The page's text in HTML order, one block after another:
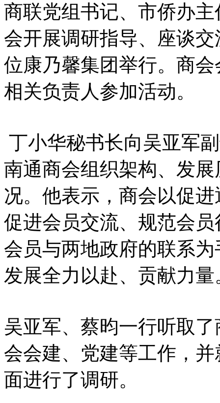
商联党组书记、市侨办
会开展调研指导、座谈
位康乃馨集团举行。商
相关负责人参加活动。
丁小华秘书长向吴亚军
南通商会组织架构、发
况。他表示，商会以促
促进会员交流、规范会
会员与两地政府的联系
发展全力以赴、贡献力量
吴亚军、蔡昀一行听取
会会建、党建等工作，
面进行了调研。